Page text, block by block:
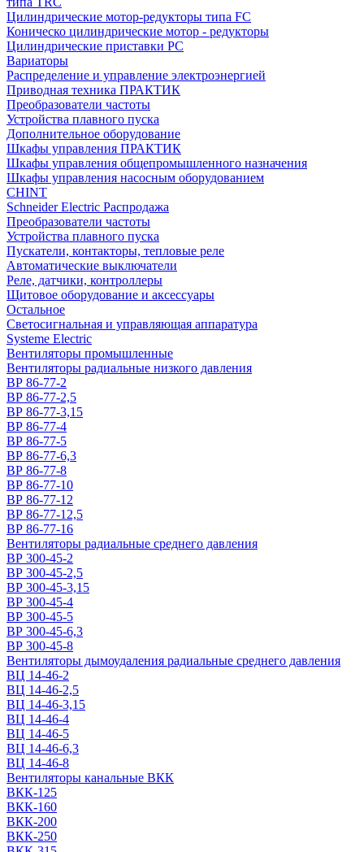
Цилиндрические мотор-редукторы типа FC
Коническо цилиндрические мотор - редукторы
Цилиндрические приставки PC
Вариаторы
Распределение и управление электроэнергией
Приводная техника ПРАКТИК
Преобразователи частоты
Устройства плавного пуска
Дополнительное оборудование
Шкафы управления ПРАКТИК
Шкафы управления общепромышленного назначения
Шкафы управления насосным оборудованием
CHINT
Schneider Electric Распродажа
Преобразователи частоты
Устройства плавного пуска
Пускатели, контакторы, тепловые реле
Автоматические выключатели
Реле, датчики, контроллеры
Щитовое оборудование и аксессуары
Остальное
Светосигнальная и управляющая аппаратура
Systeme Electric
Вентиляторы промышленные
Вентиляторы радиальные низкого давления
ВР 86-77-2
ВР 86-77-2,5
ВР 86-77-3,15
ВР 86-77-4
ВР 86-77-5
ВР 86-77-6,3
ВР 86-77-8
ВР 86-77-10
ВР 86-77-12
ВР 86-77-12,5
ВР 86-77-16
Вентиляторы радиальные среднего давления
ВР 300-45-2
ВР 300-45-2,5
ВР 300-45-3,15
ВР 300-45-4
ВР 300-45-5
ВР 300-45-6,3
ВР 300-45-8
Вентиляторы дымоудаления радиальные среднего давления
ВЦ 14-46-2
ВЦ 14-46-2,5
ВЦ 14-46-3,15
ВЦ 14-46-4
ВЦ 14-46-5
ВЦ 14-46-6,3
ВЦ 14-46-8
Вентиляторы канальные ВКК
ВКК-125
ВКК-160
ВКК-200
ВКК-250